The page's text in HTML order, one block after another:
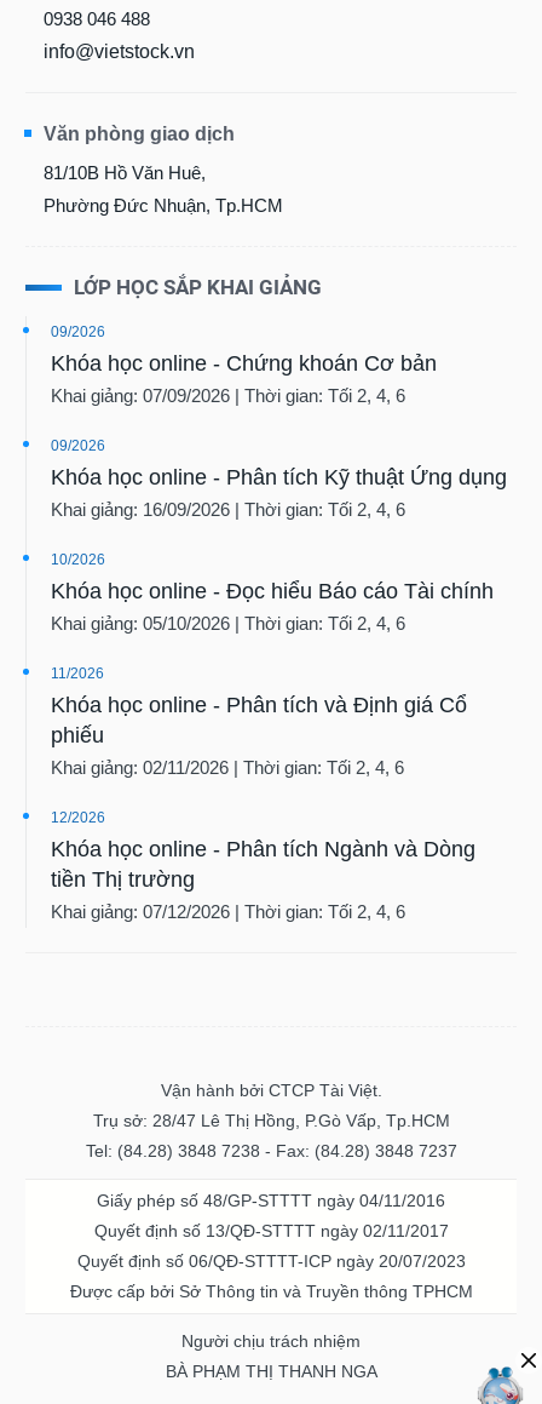
0938 046 488
info@vietstock.vn
Văn phòng giao dịch
81/10B Hồ Văn Huê,
Phường Đức Nhuận, Tp.HCM
LỚP HỌC SẮP KHAI GIẢNG
09/2026
Khóa học online - Chứng khoán Cơ bản
Khai giảng: 07/09/2026 | Thời gian: Tối 2, 4, 6
09/2026
Khóa học online - Phân tích Kỹ thuật Ứng dụng
Khai giảng: 16/09/2026 | Thời gian: Tối 2, 4, 6
10/2026
Khóa học online - Đọc hiểu Báo cáo Tài chính
Khai giảng: 05/10/2026 | Thời gian: Tối 2, 4, 6
11/2026
Khóa học online - Phân tích và Định giá Cổ
phiếu
Khai giảng: 02/11/2026 | Thời gian: Tối 2, 4, 6
12/2026
Khóa học online - Phân tích Ngành và Dòng
tiền Thị trường
Khai giảng: 07/12/2026 | Thời gian: Tối 2, 4, 6
Vận hành bởi CTCP Tài Việt.
Trụ sở: 28/47 Lê Thị Hồng, P.Gò Vấp, Tp.HCM
Tel: (84.28) 3848 7238 - Fax: (84.28) 3848 7237
Giấy phép số 48/GP-STTTT ngày 04/11/2016
Quyết định số 13/QĐ-STTTT ngày 02/11/2017
Quyết định số 06/QĐ-STTTT-ICP ngày 20/07/2023
Được cấp bởi Sở Thông tin và Truyền thông TPHCM
Người chịu trách nhiệm
BÀ PHẠM THỊ THANH NGA